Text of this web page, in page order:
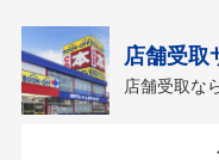
店舗受取
店舗受取な